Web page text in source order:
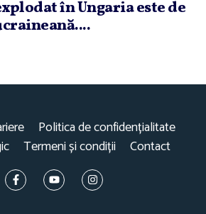
în Ungaria este de
Politica de confidențialitate
Termeni și condiții Contact